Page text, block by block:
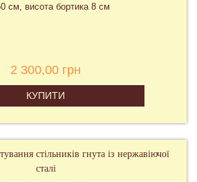
см, висота бортика 8 см
2 300,00 грн
КУПИТИ
стільників гнута із нержавіючої
сталі